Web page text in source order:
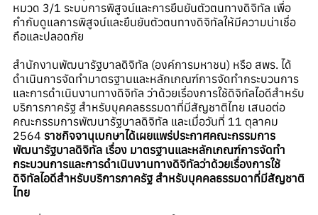
หมวด 3/1 ระบบการพิสูจน์และการยืนยันตัวตนทางดิจิทัล เพื่อ
กำกับดูแลการพิสูจน์และยืนยันตัวตนทางดิจิทัลให้มีความน่าเชื่อ
ถือและปลอดภัย
สำนักงานพัฒนารัฐบาลดิจิทัล (องค์การมหาชน) หรือ สพร. ได้
ดำเนินการจัดทำมาตรฐานและหลักเกณฑ์การจัดทำกระบวนการ
และการดำเนินงานทางดิจิทัล ว่าด้วยเรื่องการใช้ดิจิทัลไอดีสำหรับ
บริการภาครัฐ สำหรับบุคคลธรรมดาที่มีสัญชาติไทย เสนอต่อ
คณะกรรมการพัฒนารัฐบาลดิจิทัล และเมื่อวันที่ 11 ตุลาคม
2564 ราชกิจจานุเบกษาได้เผยแพร่ประกาศคณะกรรมการ
พัฒนารัฐบาลดิจิทัล เรื่อง มาตรฐานและหลักเกณฑ์การจัดทำ
กระบวนการและการดำเนินงานทางดิจิทัลว่าด้วยเรื่องการใช้
ดิจิทัลไอดีสำหรับบริการภาครัฐ สำหรับบุคคลธรรมดาที่มีสัญชาติ
ไทย